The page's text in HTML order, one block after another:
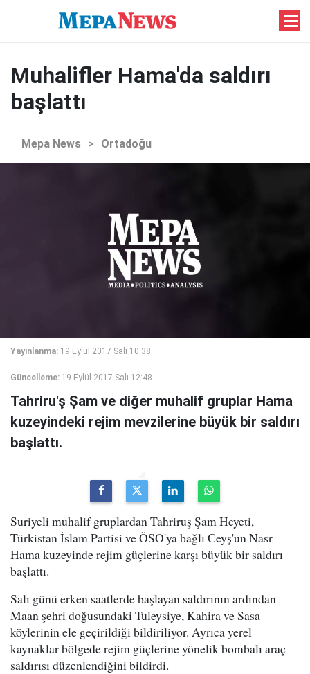
Muhalifler Hama'da saldırı
başlattı
Mepa News > Ortadoğu
Yayınlanma: 19 Eylül 2017 Salı 10:38
Güncelleme: 19 Eylül 2017 Salı 12:48
Tahriru'ş Şam ve diğer muhalif gruplar Hama
kuzeyindeki rejim mevzilerine büyük bir saldırı
başlattı.
Suriyeli muhalif gruplardan Tahriruş Şam Heyeti,
Türkistan İslam Partisi ve ÖSO'ya bağlı Ceyş'un Nasr
Hama kuzeyinde rejim güçlerine karşı büyük bir saldırı
başlattı.
Salı günü erken saatlerde başlayan saldırının ardından
Maan şehri doğusundaki Tuleysiye, Kahira ve Sasa
köylerinin ele geçirildiği bildiriliyor. Ayrıca yerel
kaynaklar bölgede rejim güçlerine yönelik bombalı araç
saldırısı düzenlendiğini bildirdi.